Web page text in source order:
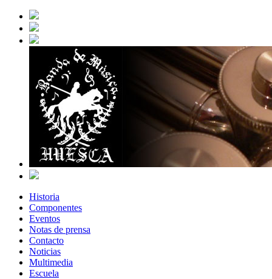
Historia
Componentes
Eventos
Notas de prensa
Contacto
Noticias
Multimedia
Escuela